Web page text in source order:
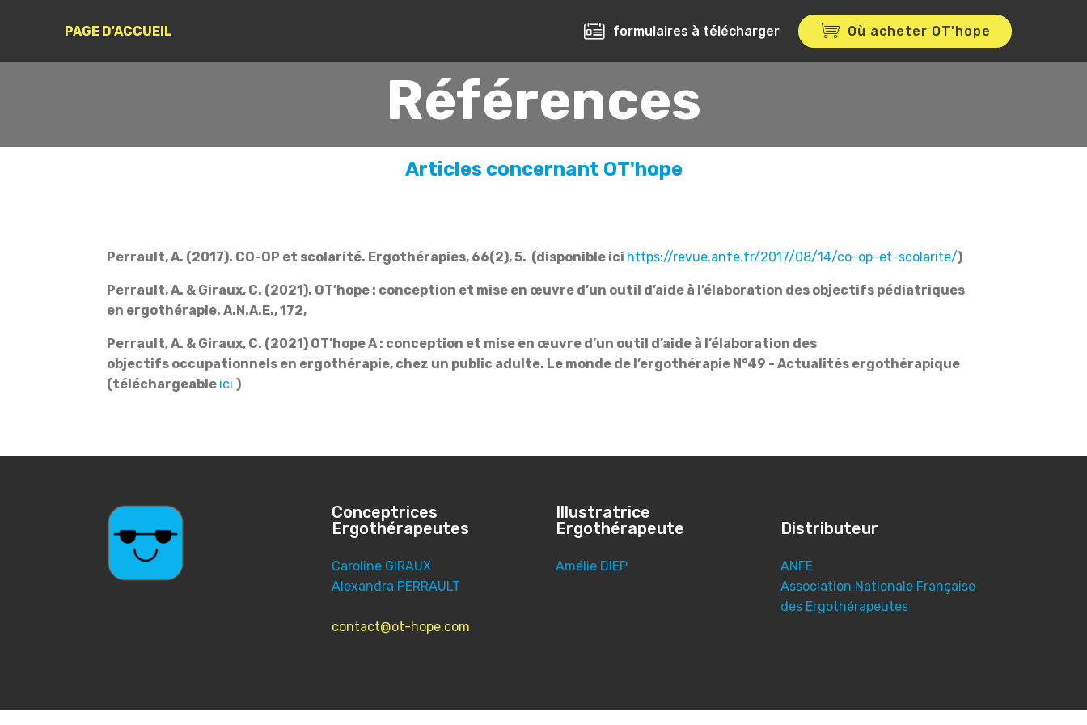
PAGE D'ACCUEIL formulaires à télécharger Où acheter OT'hope
Références
Articles concernant OT'hope
Perrault, A. (2017). CO-OP et scolarité. Ergothérapies, 66(2), 5. (disponible ici https://revue.anfe.fr/2017/08/14/co-op-et-scolarite/)
Perrault, A. & Giraux, C. (2021). OT’hope : conception et mise en œuvre d’un outil d’aide à l’élaboration des objectifs pédiatriques
en ergothérapie. A.N.A.E., 172,
Perrault, A. & Giraux, C. (2021) OT’hope A : conception et mise en œuvre d’un outil d’aide à l’élaboration des
objectifs occupationnels en ergothérapie, chez un public adulte. Le monde de l’ergothérapie N°49 - Actualités ergothérapique
(téléchargeable ici )
Conceptrices
Ergothérapeutes
Caroline GIRAUX
Alexandra PERRAULT
contact@ot-hope.com
Illustratrice
Ergothérapeute
Amélie DIEP
Distributeur
ANFE
Association Nationale Française
des Ergothérapeutes